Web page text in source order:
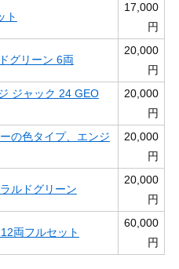
ト
17,000
円
グリーン 6両
20,000
円
ジャック 24 GEO
20,000
円
の色タイプ、エンジ
20,000
円
ルドグリーン
20,000
円
両フルセット
60,000
円